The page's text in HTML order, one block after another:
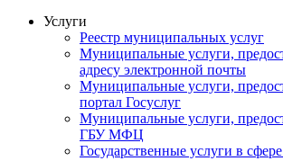
Услуги
Реестр муниципальных услуг
Муниципальные услуги,
адресу электронной почты
Муниципальные услуги,
портал Госуслуг
Муниципальные услуги,
ГБУ МФЦ
Государственные услуги в